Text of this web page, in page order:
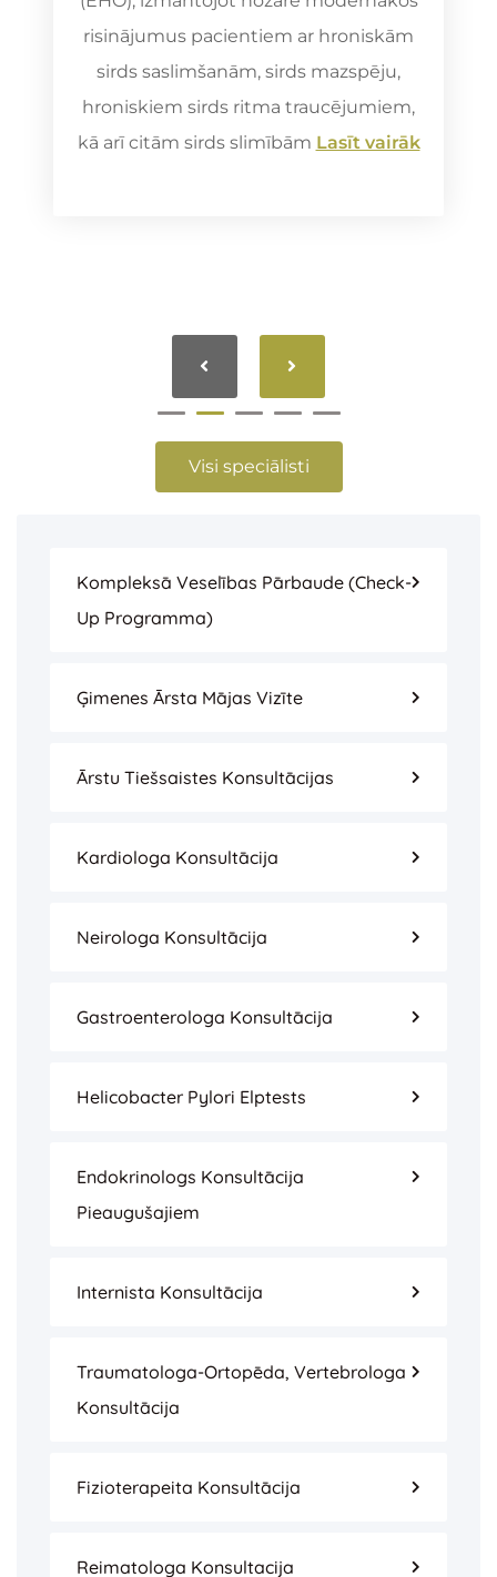
risinājumus pacientiem ar hroniskām
sirds saslimšanām, sirds mazspēju,
hroniskiem sirds ritma traucējumiem,
kā arī citām sirds slimībām Lasīt vairāk
Visi speciālisti
Kompleksā Veselības Pārbaude (check-
Up Programma)
Ģimenes Ārsta Mājas Vizīte
Ārstu Tiešsaistes Konsultācijas
Kardiologa Konsultācija
Neirologa Konsultācija
Gastroenterologa Konsultācija
Helicobacter Pylori Elptests
Endokrinologs Konsultācija
Pieaugušajiem
Internista Konsultācija
Traumatologa-Ortopēda, Vertebrologa
Konsultācija
Fizioterapeita Konsultācija
Reimatologa Konsultacija